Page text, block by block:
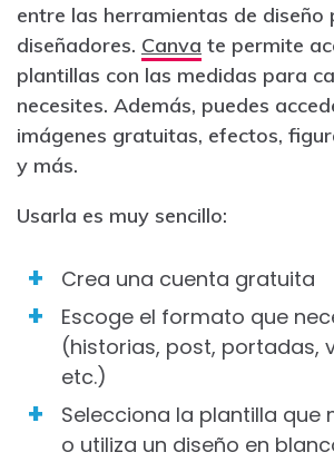
entre las herramientas de diseño
diseñadores. Canva te permite
plantillas con las medidas para
necesites. Además, puedes
imágenes gratuitas, efectos,
y más.
Usarla es muy sencillo:
Crea una cuenta gratuita
Escoge el formato que
(historias, post, portadas,
etc.)
Selecciona la plantilla que
o utiliza un diseño en